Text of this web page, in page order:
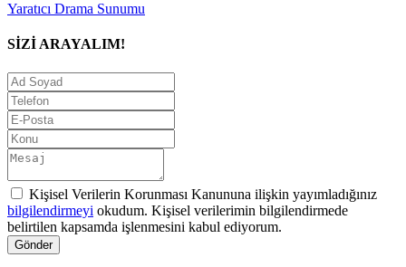
Yaratıcı Drama Sunumu
SİZİ ARAYALIM!
Kişisel Verilerin Korunması Kanununa ilişkin yayımladığınız
bilgilendirmeyi okudum. Kişisel verilerimin bilgilendirmede
belirtilen kapsamda işlenmesini kabul ediyorum.
Gönder